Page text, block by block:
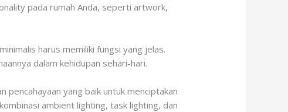
pada rumah Anda, seperti artwork,
harus memiliki fungsi yang jelas.
dalam kehidupan sehari-hari.
pencahayaan yang baik untuk menciptakan
ambient lighting, task lighting, dan